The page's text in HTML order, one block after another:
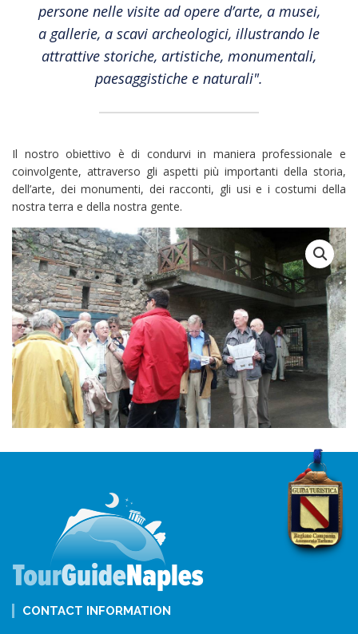
persone nelle visite ad opere d’arte, a musei,
a gallerie, a scavi archeologici, illustrando le
attrattive storiche, artistiche, monumentali,
paesaggistiche e naturali".
Il nostro obiettivo è di condurvi in maniera professionale e
coinvolgente, attraverso gli aspetti più importanti della storia,
dell’arte, dei monumenti, dei racconti, gli usi e i costumi della
nostra terra e della nostra gente.
CONTACT INFORMATION